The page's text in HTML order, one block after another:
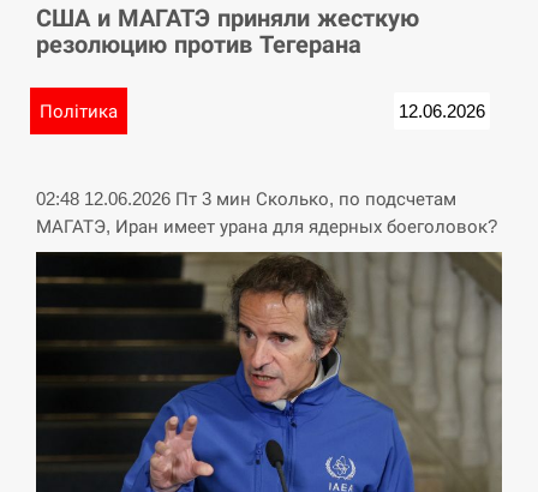
15:40
У Німеччині удар блискавки розділив навпіл
місто в Баварії
СЕРПЕНЬ
СЕРПЕНЬ
15:10
Іспанія попросила партнерів не критикувати
Марокко через міграційну кризу –…
СЕРПЕНЬ
РФ провела новий раунд таємних зустрічей з
Європою щодо війни…
США и МАГАТЭ приняли жесткую
резолюцию против Тегерана
Політика 12.06.2026
02:48 12.06.2026 Пт 3 мин Сколько, по подсчетам
МАГАТЭ, Иран имеет урана для ядерных боеголовок?